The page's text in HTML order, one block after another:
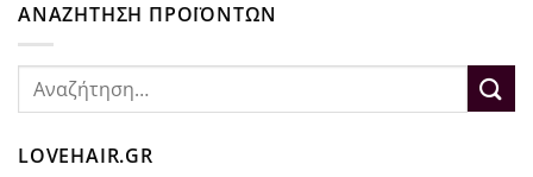
ΑΝΑΖΗΤΗΣΗ ΠΡΟΪΟΝΤΩΝ
Αναζήτηση
LOVEHAIR.GR